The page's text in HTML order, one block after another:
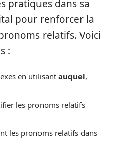
pratiques dans sa
pour renforcer la
relatifs. Voici
:
en utilisant auquel,
les pronoms relatifs
les pronoms relatifs dans